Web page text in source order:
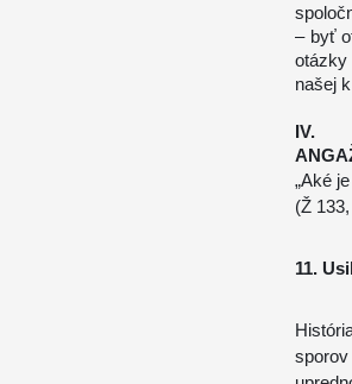
– byť
otázky
našej
IV.
„Aké
(Ž
11.